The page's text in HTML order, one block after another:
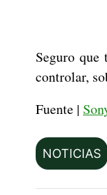
Seguro que
controlar,
Fuente |
NOTICIAS